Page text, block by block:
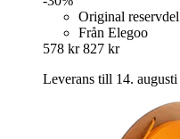
Original reservdel
Från Elegoo
578 kr 827 kr
Leverans till 14. augusti